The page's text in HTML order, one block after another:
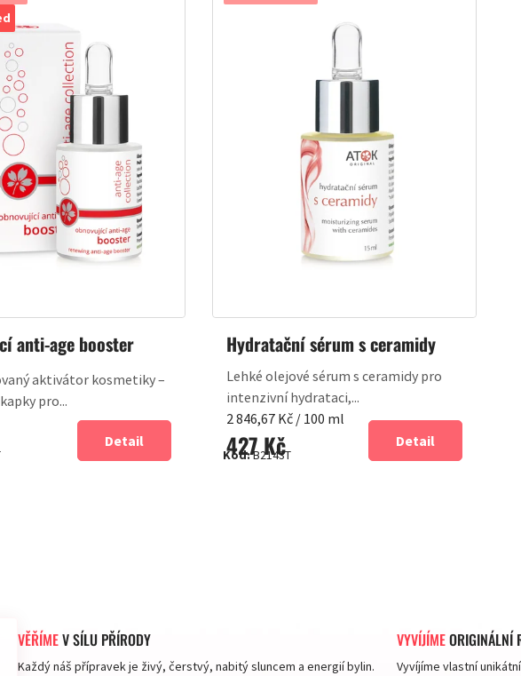
anti-age booster
Detail
aktivátor kosmetiky –
pro...
Hydratační sérum s ceramidy
427 Kč
Měrná
cena:
2 846,67 Kč / 100 ml
Detail
Lehké olejové sérum s ceramidy pro
intenzivní hydrataci,...
Kód:B2143T
VĚŘÍMEV SÍLU PŘÍRODY
Každý náš přípravek je živý, čerstvý, nabitý sluncem a energií bylin.
VYVÍJÍMEORIGINÁLNÍ
Vyvíjíme vlastní